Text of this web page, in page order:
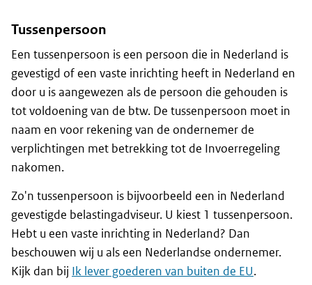
Tussenpersoon
Een tussenpersoon is een persoon die in Nederland is
gevestigd of een vaste inrichting heeft in Nederland en
door u is aangewezen als de persoon die gehouden is
tot voldoening van de btw. De tussenpersoon moet in
naam en voor rekening van de ondernemer de
verplichtingen met betrekking tot de Invoerregeling
nakomen.
Zo'n tussenpersoon is bijvoorbeeld een in Nederland
gevestigde belastingadviseur. U kiest 1 tussenpersoon.
Hebt u een vaste inrichting in Nederland? Dan
beschouwen wij u als een Nederlandse ondernemer.
Kijk dan bij Ik lever goederen van buiten de EU.